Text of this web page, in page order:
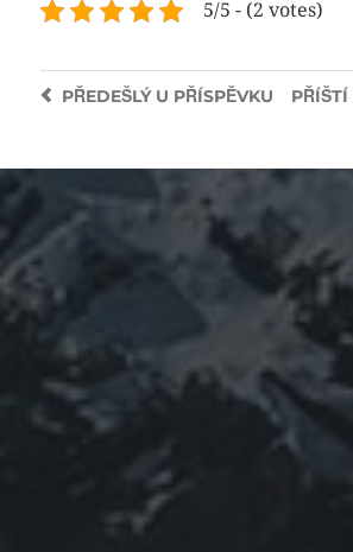
5/5 - (2 votes)
PŘÍŠTÍ
PŘEDEŠLÝU PŘÍSPĚVKU